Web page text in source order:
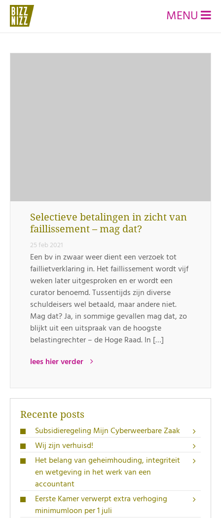
MENU
Selectieve betalingen in zicht van
faillissement – mag dat?
25 feb 2021
Een bv in zwaar weer dient een verzoek tot
faillietverklaring in. Het faillissement wordt vijf
weken later uitgesproken en er wordt een
curator benoemd. Tussentijds zijn diverse
schuldeisers wel betaald, maar andere niet.
Mag dat? Ja, in sommige gevallen mag dat, zo
blijkt uit een uitspraak van de hoogste
belastingrechter – de Hoge Raad. In […]
lees hier verder
Recente posts
Subsidieregeling Mijn Cyberweerbare Zaak
Wij zijn verhuisd!
Het belang van geheimhouding, integriteit
en wetgeving in het werk van een
accountant
Eerste Kamer verwerpt extra verhoging
minimumloon per 1 juli